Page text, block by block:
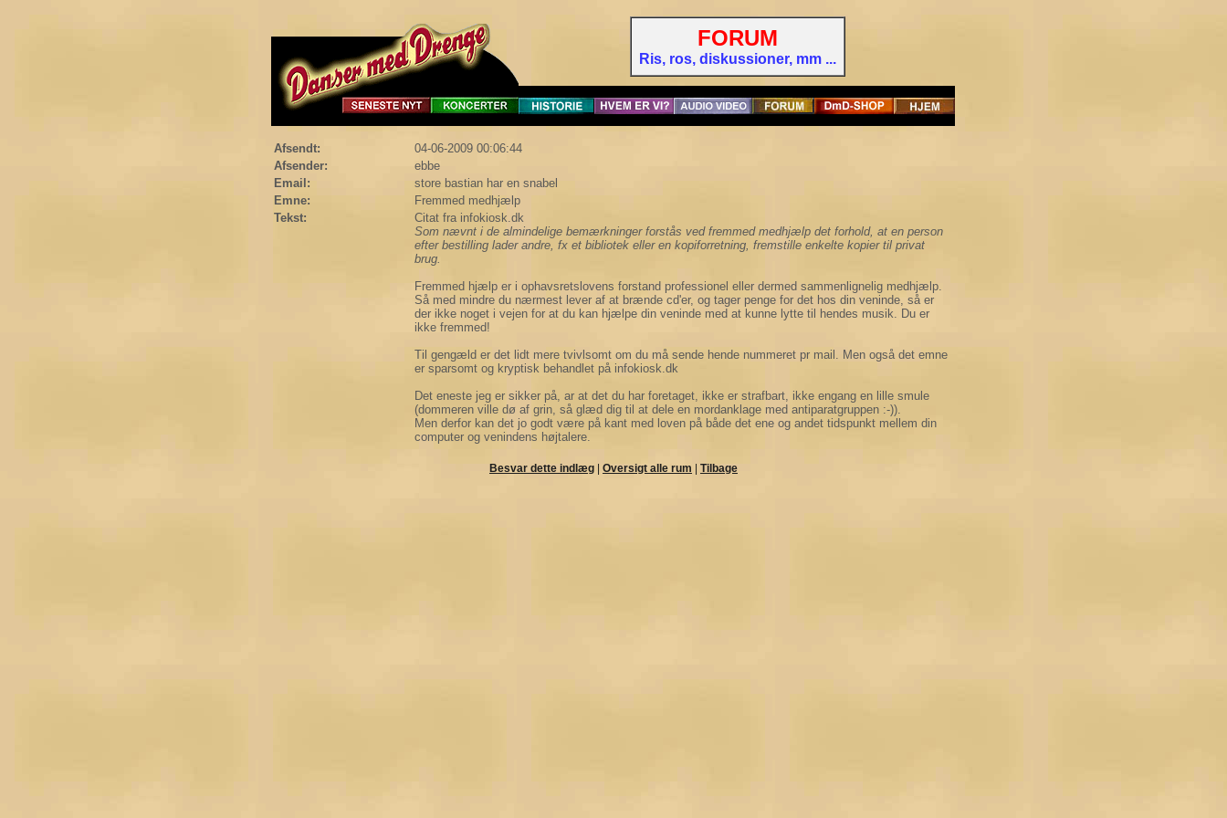
FORUM
Ris, ros, diskussioner, mm ...
Afsendt:
04-06-2009 00:06:44
Afsender:
ebbe
Email:
store bastian har en snabel
Emne:
Fremmed medhjælp
Tekst:
Citat fra infokiosk.dk
Som nævnt i de almindelige bemærkninger forstås ved fremmed medhjælp det forhold, at en person
efter bestilling lader andre, fx et bibliotek eller en kopiforretning, fremstille enkelte kopier til privat
brug.
Fremmed hjælp er i ophavsretslovens forstand professionel eller dermed sammenlignelig medhjælp.
Så med mindre du nærmest lever af at brænde cd'er, og tager penge for det hos din veninde, så er
der ikke noget i vejen for at du kan hjælpe din veninde med at kunne lytte til hendes musik. Du er
ikke fremmed!
Til gengæld er det lidt mere tvivlsomt om du må sende hende nummeret pr mail. Men også det emne
er sparsomt og kryptisk behandlet på infokiosk.dk
Det eneste jeg er sikker på, ar at det du har foretaget, ikke er strafbart, ikke engang en lille smule
(dommeren ville dø af grin, så glæd dig til at dele en mordanklage med antiparatgruppen :-)).
Men derfor kan det jo godt være på kant med loven på både det ene og andet tidspunkt mellem din
computer og venindens højtalere.
Besvar dette indlæg Oversigt alle rum Tilbage